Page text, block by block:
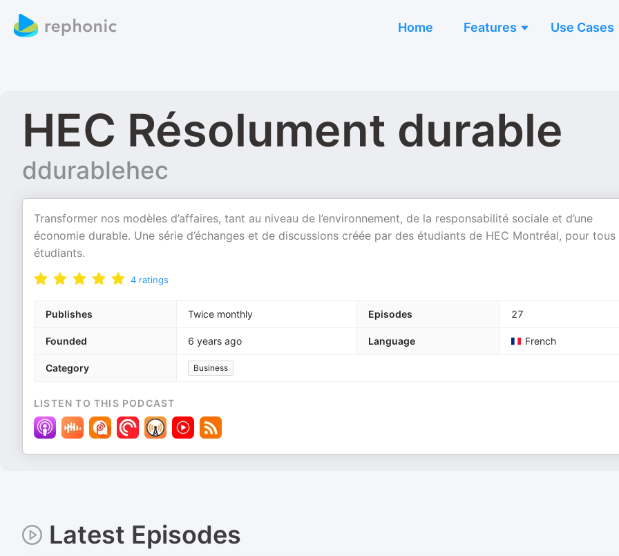
Home Features Use Cases
HEC Résolument durable
ddurablehec
Transformer nos modèles d’affaires, tant au niveau de l’environnement, de la responsabilité sociale et d’une
économie durable. Une série d’échanges et de discussions créée par des étudiants de HEC Montréal, pour tous
étudiants.
4 ratings
Publishes Twice monthly Episodes 27
Founded 6 years ago Language French
Category Business
LISTEN TO THIS PODCAST
Latest Episodes